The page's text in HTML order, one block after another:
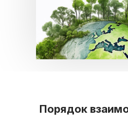
Порядок